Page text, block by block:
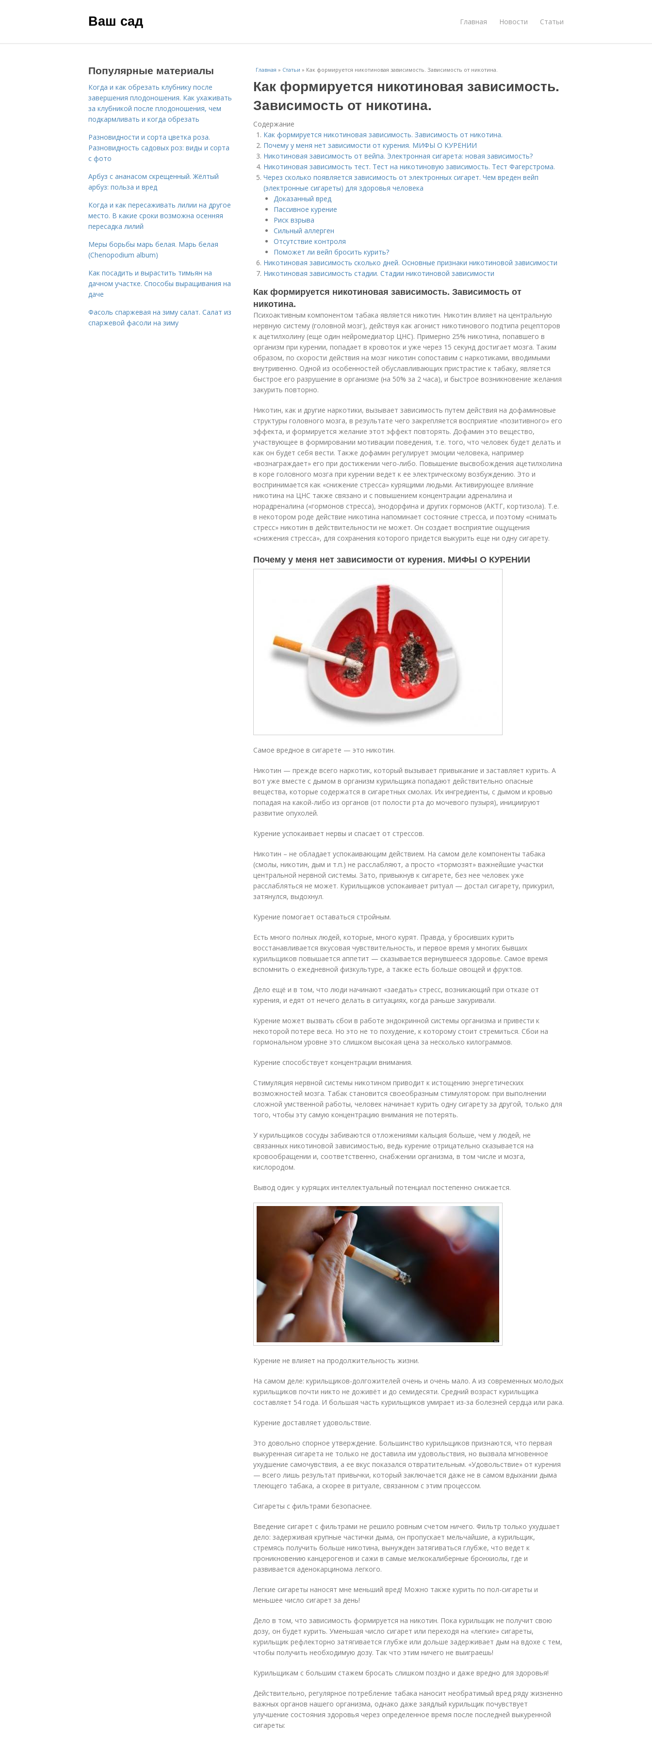
Ваш сад Главная Новости Статьи
Главная » Статьи » Как формируется никотиновая зависимость. Зависимость от никотина.
Как формируется никотиновая зависимость.
Зависимость от никотина.
Содержание
Как формируется никотиновая зависимость. Зависимость от никотина.
Почему у меня нет зависимости от курения. МИФЫ О КУРЕНИИ
Никотиновая зависимость от вейпа. Электронная сигарета: новая зависимость?
Никотиновая зависимость тест. Тест на никотиновую зависимость. Тест Фагерстрома.
Через сколько появляется зависимость от электронных сигарет. Чем вреден вейп
(электронные сигареты) для здоровья человека
Доказанный вред
Пассивное курение
Риск взрыва
Сильный аллерген
Отсутствие контроля
Поможет ли вейп бросить курить?
Никотиновая зависимость сколько дней. Основные признаки никотиновой зависимости
Никотиновая зависимость стадии. Стадии никотиновой зависимости
Как формируется никотиновая зависимость. Зависимость от
никотина.
Психоактивным компонентом табака является никотин. Никотин влияет на центральную
нервную систему (головной мозг), действуя как агонист никотинового подтипа рецепторов
к ацетилхолину (еще один нейромедиатор ЦНС). Примерно 25% никотина, попавшего в
организм при курении, попадает в кровоток и уже через 15 секунд достигает мозга. Таким
образом, по скорости действия на мозг никотин сопоставим с наркотиками, вводимыми
внутривенно. Одной из особенностей обуславливающих пристрастие к табаку, является
быстрое его разрушение в организме (на 50% за 2 часа), и быстрое возникновение желания
закурить повторно.
Никотин, как и другие наркотики, вызывает зависимость путем действия на дофаминовые
структуры головного мозга, в результате чего закрепляется восприятие «позитивного» его
эффекта, и формируется желание этот эффект повторять. Дофамин это вещество,
участвующее в формировании мотивации поведения, т.е. того, что человек будет делать и
как он будет себя вести. Также дофамин регулирует эмоции человека, например
«вознаграждает» его при достижении чего-либо. Повышение высвобождения ацетилхолина
в коре головного мозга при курении ведет к ее электрическому возбуждению. Это и
воспринимается как «снижение стресса» курящими людьми. Активирующее влияние
никотина на ЦНС также связано и с повышением концентрации адреналина и
норадреналина («гормонов стресса), энодорфина и других гормонов (АКТГ, кортизола). Т.е.
в некотором роде действие никотина напоминает состояние стресса, и поэтому «снимать
стресс» никотин в действительности не может. Он создает восприятие ощущения
«снижения стресса», для сохранения которого придется выкурить еще ни одну сигарету.
Почему у меня нет зависимости от курения. МИФЫ О КУРЕНИИ
Самое вредное в сигарете — это никотин.
Никотин — прежде всего наркотик, который вызывает привыкание и заставляет курить. А
вот уже вместе с дымом в организм курильщика попадают действительно опасные
вещества, которые содержатся в сигаретных смолах. Их ингредиенты, с дымом и кровью
попадая на какой-либо из органов (от полости рта до мочевого пузыря), инициируют
развитие опухолей.
Курение успокаивает нервы и спасает от стрессов.
Никотин – не обладает успокаивающим действием. На самом деле компоненты табака
(смолы, никотин, дым и т.п.) не расслабляют, а просто «тормозят» важнейшие участки
центральной нервной системы. Зато, привыкнув к сигарете, без нее человек уже
расслабляться не может. Курильщиков успокаивает ритуал — достал сигарету, прикурил,
затянулся, выдохнул.
Курение помогает оставаться стройным.
Есть много полных людей, которые, много курят. Правда, у бросивших курить
восстанавливается вкусовая чувствительность, и первое время у многих бывших
курильщиков повышается аппетит — сказывается вернувшееся здоровье. Самое время
вспомнить о ежедневной физкультуре, а также есть больше овощей и фруктов.
Дело ещё и в том, что люди начинают «заедать» стресс, возникающий при отказе от
курения, и едят от нечего делать в ситуациях, когда раньше закуривали.
Курение может вызвать сбои в работе эндокринной системы организма и привести к
некоторой потере веса. Но это не то похудение, к которому стоит стремиться. Сбои на
гормональном уровне это слишком высокая цена за несколько килограммов.
Курение способствует концентрации внимания.
Стимуляция нервной системы никотином приводит к истощению энергетических
возможностей мозга. Табак становится своеобразным стимулятором: при выполнении
сложной умственной работы, человек начинает курить одну сигарету за другой, только для
того, чтобы эту самую концентрацию внимания не потерять.
У курильщиков сосуды забиваются отложениями кальция больше, чем у людей, не
связанных никотиновой зависимостью, ведь курение отрицательно сказывается на
кровообращении и, соответственно, снабжении организма, в том числе и мозга,
кислородом.
Вывод один: у курящих интеллектуальный потенциал постепенно снижается.
Курение не влияет на продолжительность жизни.
На самом деле: курильщиков-долгожителей очень и очень мало. А из современных молодых
курильщиков почти никто не доживёт и до семидесяти. Средний возраст курильщика
составляет 54 года. И большая часть курильщиков умирает из-за болезней сердца или рака.
Курение доставляет удовольствие.
Это довольно спорное утверждение. Большинство курильщиков признаются, что первая
выкуренная сигарета не только не доставила им удовольствия, но вызвала мгновенное
ухудшение самочувствия, а ее вкус показался отвратительным. «Удовольствие» от курения
— всего лишь результат привычки, который заключается даже не в самом вдыхании дыма
тлеющего табака, а скорее в ритуале, связанном с этим процессом.
Сигареты с фильтрами безопаснее.
Введение сигарет с фильтрами не решило ровным счетом ничего. Фильтр только ухудшает
дело: задерживая крупные частички дыма, он пропускает мельчайшие, а курильщик,
стремясь получить больше никотина, вынужден затягиваться глубже, что ведет к
проникновению канцерогенов и сажи в самые мелкокалиберные бронхиолы, где и
развивается аденокарцинома легкого.
Легкие сигареты наносят мне меньший вред! Можно также курить по пол-сигареты и
меньшее число сигарет за день!
Дело в том, что зависимость формируется на никотин. Пока курильщик не получит свою
дозу, он будет курить. Уменьшая число сигарет или переходя на «легкие» сигареты,
курильщик рефлекторно затягивается глубже или дольше задерживает дым на вдохе с тем,
чтобы получить необходимую дозу. Так что этим ничего не выиграешь!
Курильщикам с большим стажем бросать слишком поздно и даже вредно для здоровья!
Действительно, регулярное потребление табака наносит необратимый вред ряду жизненно
важных органов нашего организма, однако даже заядлый курильщик почувствует
улучшение состояния здоровья через определенное время после последней выкуренной
сигареты:
Популярные материалы
Когда и как обрезать клубнику после
завершения плодоношения. Как ухаживать
за клубникой после плодоношения, чем
подкармливать и когда обрезать
Разновидности и сорта цветка роза.
Разновидность садовых роз: виды и сорта
с фото
Арбуз с ананасом скрещенный. Жёлтый
арбуз: польза и вред
Когда и как пересаживать лилии на другое
место. В какие сроки возможна осенняя
пересадка лилий
Меры борьбы марь белая. Марь белая
(Chenopodium album)
Как посадить и вырастить тимьян на
дачном участке. Способы выращивания на
даче
Фасоль спаржевая на зиму салат. Салат из
спаржевой фасоли на зиму